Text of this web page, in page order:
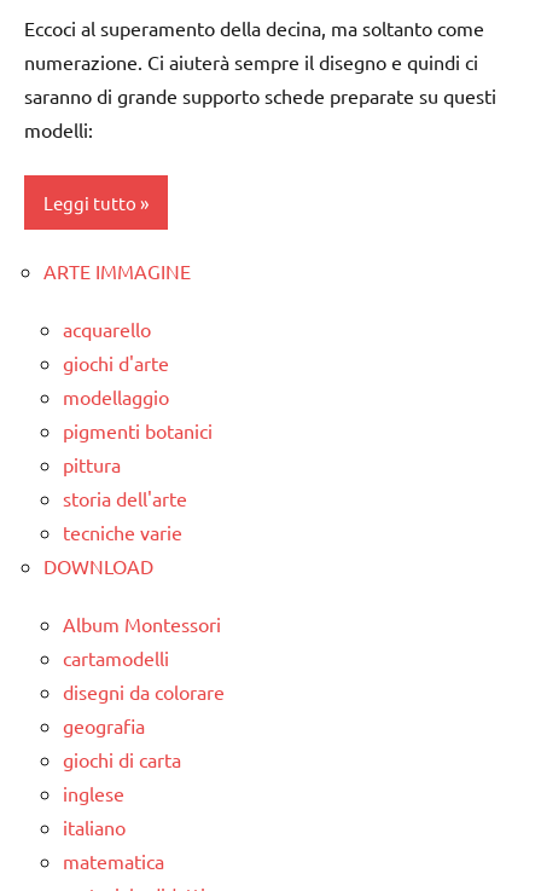
MATEMATICA
materiale
didattico
moltiplicazione
tabelline
ARGOMENTI
PER ETA'
ARTICOLI
Eccoci al superamento della decina, ma soltanto come
numerazione. Ci aiuterà sempre il disegno e quindi ci
saranno di grande supporto schede preparate su questi
modelli:
Leggi tutto
cifre e
classe
leggere
numeri
TUTTI GLI
ARGOMENTI
PER ETA'
TUTTI GLI
ARTICOLI
decine
centinaia
ARTE IMMAGINE
acquarello
giochi d'arte
modellaggio
pigmenti botanici
pittura
storia dell'arte
tecniche varie
DOWNLOAD
Album Montessori
cartamodelli
disegni da colorare
geografia
giochi di carta
inglese
italiano
matematica